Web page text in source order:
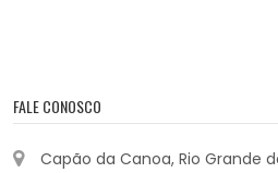
FALE CONOSCO
Capão da Canoa, Rio Grande